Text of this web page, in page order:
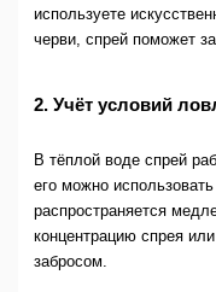
используете
черви, спрей поможет
2. Учёт условий
В тёплой воде спрей
его можно
распространяется
концентрацию спрея
забросом.